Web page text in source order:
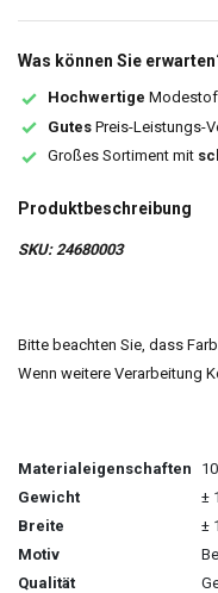
Was können Sie
Hochwertige
Gutes Preis-Leistungs-
Großes Sortiment mit
Produktbeschreibung
SKU: 24680003
Bitte beachten Sie, dass
Wenn weitere Verarbeitung
Materialeigenschaften
Gewicht
±
Breite
±
Motiv
Qualität